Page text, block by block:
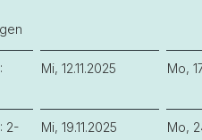
Mi, 12.11.2025 Mo,
2-
Mi, 19.11.2025 Mo,